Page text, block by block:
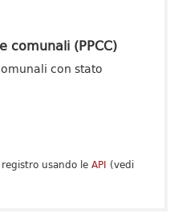
comunali (PPCC)
con stato
usando le API (vedi